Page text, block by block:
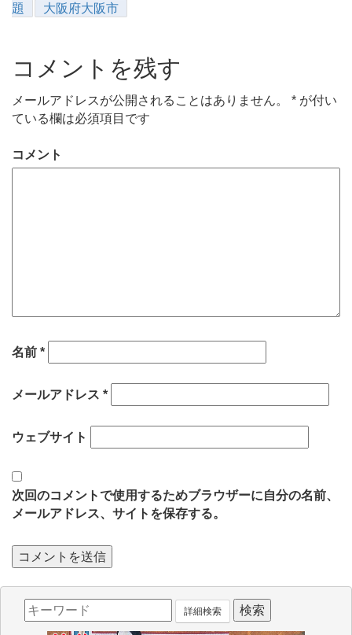
題
大阪府大阪市
コメントを残す
メールアドレスが公開されることはありません。 * が付い
ている欄は必須項目です
コメント
名前 *
メールアドレス *
ウェブサイト
次回のコメントで使用するためブラウザーに自分の名前、
メールアドレス、サイトを保存する。
詳細検索